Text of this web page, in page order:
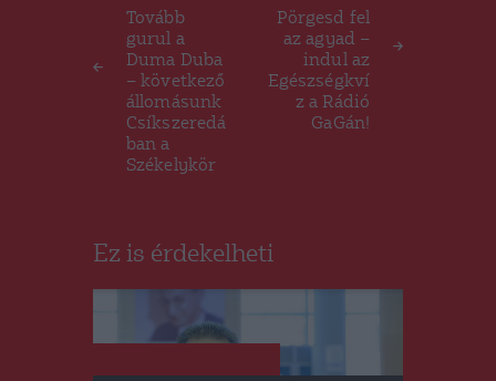
Tovább
gurul a
Duma Duba
– következő
állomásunk
Csíkszeredá
ban a
Székelykör
Pörgesd fel
az agyad –
indul az
Egészségkví
z a Rádió
GaGán!
Ez is érdekelheti